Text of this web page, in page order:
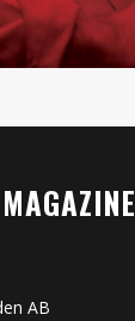
AB